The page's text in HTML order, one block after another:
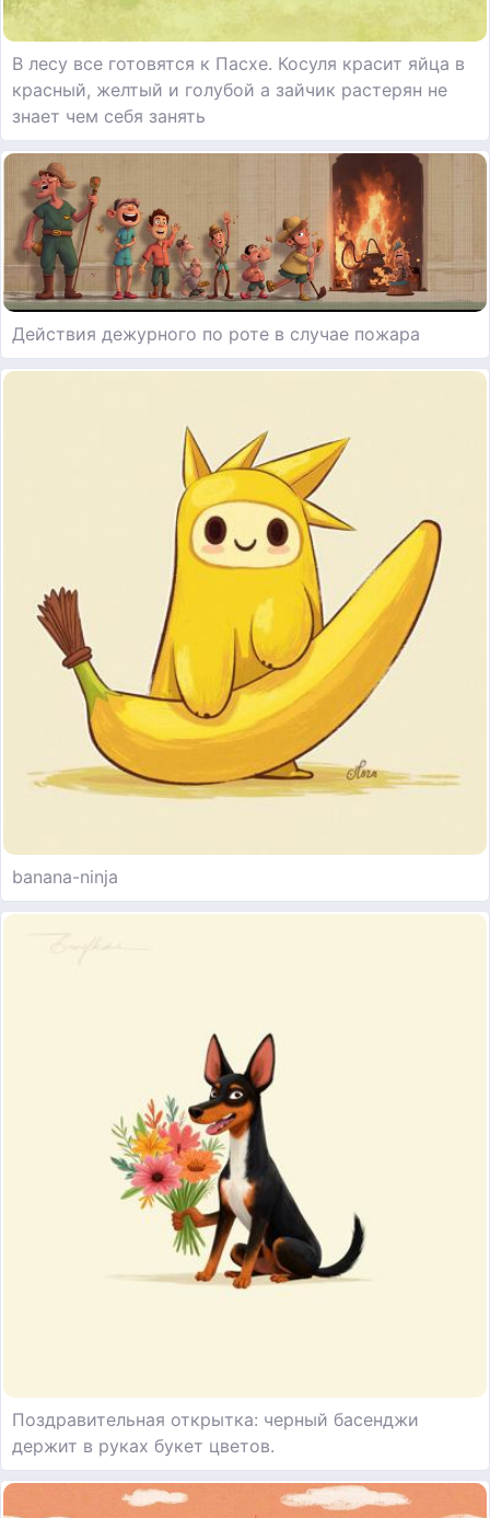
В лесу все готовятся к Пасхе. Косуля красит яйца в
красный, желтый и голубой а зайчик растерян не
знает чем себя занять
Действия дежурного по роте в случае пожара
banana-ninja
Поздравительная открытка: черный басенджи
держит в руках букет цветов.